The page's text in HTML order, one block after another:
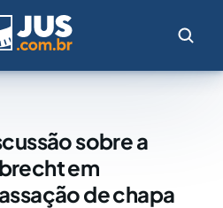
sobre a
em
de chapa